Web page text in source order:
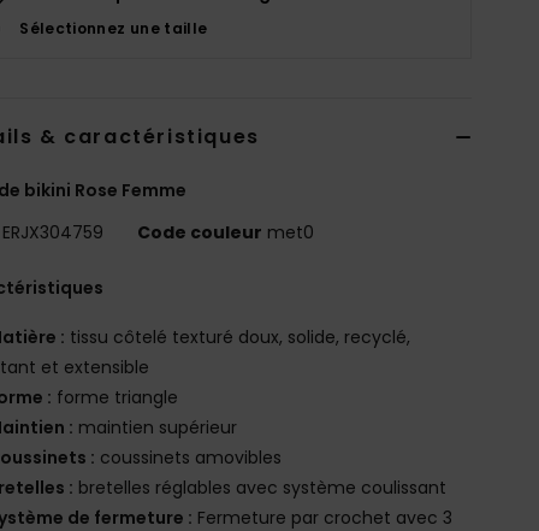
Sélectionnez une taille
& caractéristiques
bikini Rose Femme
ERJX304759 Code couleur met0
: tissu côtelé texturé doux, solide, recyclé,
et extensible
: forme triangle
: maintien supérieur
: coussinets amovibles
: bretelles réglables avec système coulissant
de fermeture : Fermeture par crochet avec 3